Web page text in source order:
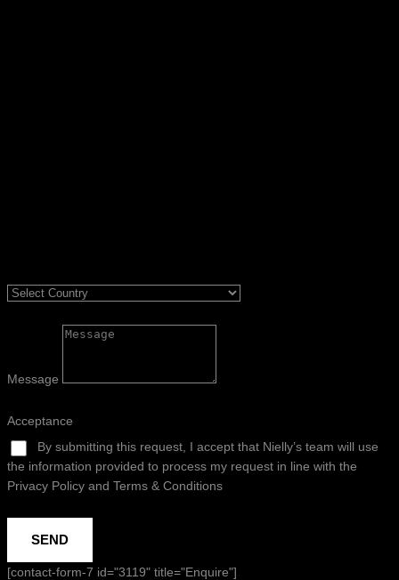
Message
Acceptance
By submitting this request, I accept that Nielly’s team will use
the information provided to process my request in line with the
Privacy Policy and Terms & Conditions
SEND
[contact-form-7 id="3119" title="Enquire"]